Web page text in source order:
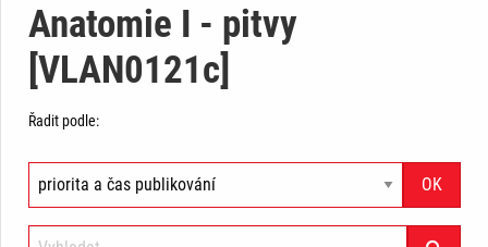
Anatomie I - pitvy
[VLAN0121c]
Řadit podle: